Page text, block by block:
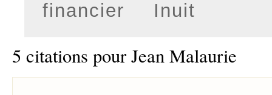
financier
Inuit
5 citations pour Jean Malaurie